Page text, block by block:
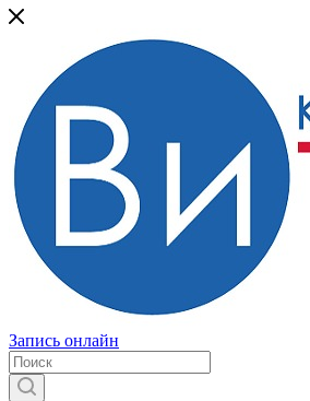
Запись онлайн